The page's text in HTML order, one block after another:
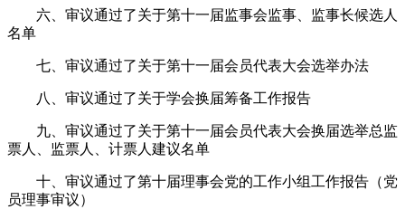
六、审议通过了关于第十一届监事会监事、监事长候选人
名单
七、审议通过了关于第十一届会员代表大会选举办法
八、审议通过了关于学会换届筹备工作报告
九、审议通过了关于第十一届会员代表大会换届选举总监
票人、监票人、计票人建议名单
十、审议通过了第十届理事会党的工作小组工作报告（党
员理事审议）